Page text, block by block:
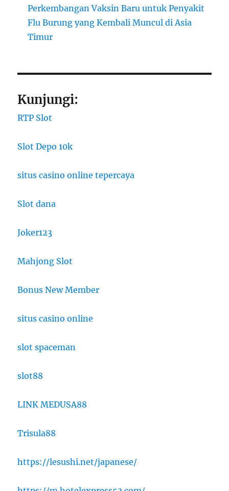
Perkembangan Vaksin Baru untuk Penyakit
Flu Burung yang Kembali Muncul di Asia
Timur
Kunjungi:
RTP Slot
Slot Depo 10k
situs casino online tepercaya
Slot dana
Joker123
Mahjong Slot
Bonus New Member
situs casino online
slot spaceman
slot88
LINK MEDUSA88
Trisula88
https://lesushi.net/japanese/